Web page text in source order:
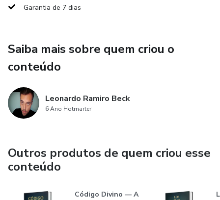
Garantia de 7 dias
Saiba mais sobre quem criou o
conteúdo
Leonardo Ramiro Beck
6 Ano Hotmarter
Outros produtos de quem criou esse
conteúdo
Código Divino — A